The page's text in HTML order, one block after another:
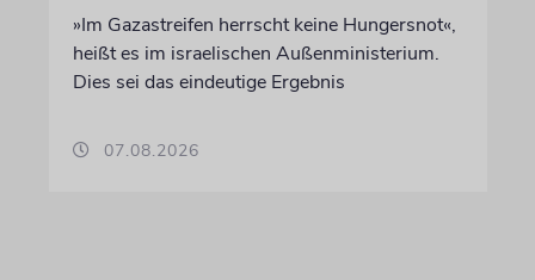
»Im Gazastreifen herrscht keine Hungersnot«,
heißt es im israelischen Außenministerium.
Dies sei das eindeutige Ergebnis
07.08.2026